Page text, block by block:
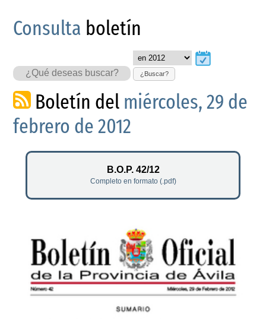
Consulta boletín
¿Buscar?
Boletín del miércoles, 29 de
febrero de 2012
B.O.P. 42/12
Completo en formato (.pdf)